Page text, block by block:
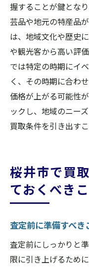
握することが鍵とな
芸品や地元の特産品
は、地域文化や歴史
や観光客から高い評
では特定の時期にイ
く、その時期に合わ
価格が上がる可能性
ックし、地域のニー
買取条件を引き出すこ
桜井市で買
ておくべき
査定前に準備すべき
査定前にしっかりと
限に引き上げるため